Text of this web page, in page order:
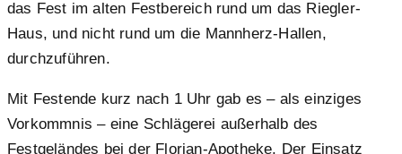
das Fest im alten Festbereich rund um das Riegler-
Haus, und nicht rund um die Mannherz-Hallen,
durchzuführen.
Mit Festende kurz nach 1 Uhr gab es – als einziges
Vorkommnis – eine Schlägerei außerhalb des
Festgeländes bei der Florian-Apotheke. Der Einsatz